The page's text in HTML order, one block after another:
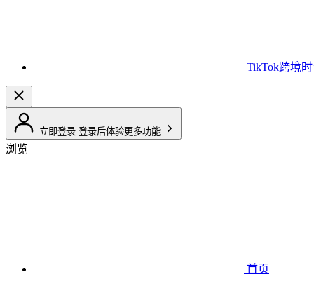
TikTok跨境
立即登录 登录后体验更多功能
浏览
首页